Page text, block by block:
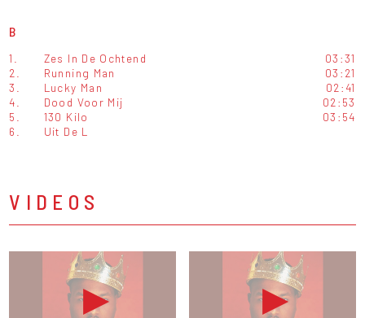
B
1. Zes In De Ochtend
03:31
2.
Running Man
03:21
3.
Lucky Man
02:41
4.
Dood Voor Mij
02:53
5.
130 Kilo
03:54
6.
Uit De L
VIDEOS